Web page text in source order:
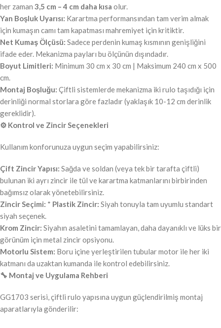
her zaman 3,5 cm – 4 cm daha kısa olur.
Yan Boşluk Uyarısı: Karartma performansından tam verim almak
için kumaşın camı tam kapatması mahremiyet için kritiktir.
Net Kumaş Ölçüsü: Sadece perdenin kumaş kısmının genişliğini
ifade eder. Mekanizma payları bu ölçünün dışındadır.
Boyut Limitleri: Minimum 30 cm x 30 cm | Maksimum 240 cm x 500
cm.
Montaj Boşluğu: Çiftli sistemlerde mekanizma iki rulo taşıdığı için
derinliği normal storlara göre fazladır (yaklaşık 10-12 cm derinlik
gereklidir).
⚙️ Kontrol ve Zincir Seçenekleri
Kullanım konforunuza uygun seçim yapabilirsiniz:
Çift Zincir Yapısı: Sağda ve soldan (veya tek bir tarafta çiftli)
bulunan iki ayrı zincir ile tül ve karartma katmanlarını birbirinden
bağımsız olarak yönetebilirsiniz.
Zincir Seçimi: * Plastik Zincir: Siyah tonuyla tam uyumlu standart
siyah seçenek.
Krom Zincir: Siyahın asaletini tamamlayan, daha dayanıklı ve lüks bir
görünüm için metal zincir opsiyonu.
Motorlu Sistem: Boru içine yerleştirilen tubular motor ile her iki
katmanı da uzaktan kumanda ile kontrol edebilirsiniz.
🔧 Montaj ve Uygulama Rehberi
GG1703 serisi, çiftli rulo yapısına uygun güçlendirilmiş montaj
aparatlarıyla gönderilir: